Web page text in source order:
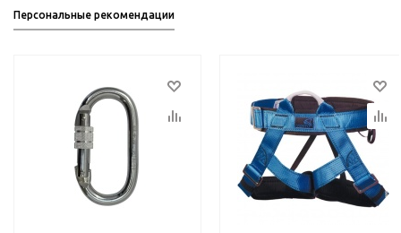
Персональные рекомендации